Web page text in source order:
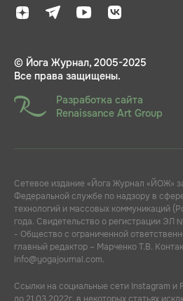
© Йога Журнал, 2005-2025
Все права защищены.
Разработка сайта
Renaissance Art Group
Сетевое издание «Йога Журнал «ЙОЖ»
Федеральной службе по надзору в
технологий и массовых коммуникаций
года. Свидетельство о регистрации ЭЛ
- Общество с ограниченной
главный редактор – Марченко Т.В.
info@yogajournal.com.
Ссылки на социальные сети Instagram
до 21.03.2022г. в некоторых статьях